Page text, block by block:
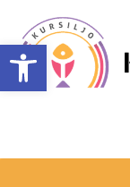
Open toolbar